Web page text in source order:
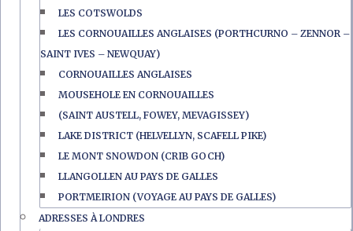
LES COTSWOLDS
LES CORNOUAILLES ANGLAISES (PORTHCURNO – ZENNOR –
SAINT IVES – NEWQUAY)
CORNOUAILLES ANGLAISES
MOUSEHOLE EN CORNOUAILLES
(SAINT AUSTELL, FOWEY, MEVAGISSEY)
LAKE DISTRICT (HELVELLYN, SCAFELL PIKE)
LE MONT SNOWDON (CRIB GOCH)
LLANGOLLEN AU PAYS DE GALLES
PORTMEIRION (VOYAGE AU PAYS DE GALLES)
ADRESSES À LONDRES